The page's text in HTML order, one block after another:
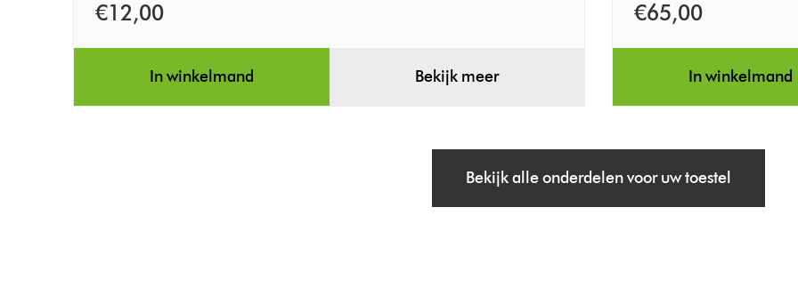
verwijderen
mondstuk
€12,00
In winkelmand Bekijk meer
€65,00
In winkelmand
Bekijk alle onderdelen voor uw toestel